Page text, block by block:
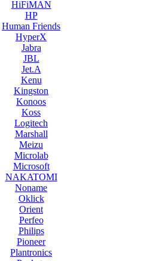
HiFiMAN
HP
Human Friends
HyperX
Jabra
JBL
Jet.A
Kenu
Kingston
Konoos
Koss
Logitech
Marshall
Meizu
Microlab
Microsoft
NAKATOMI
Noname
Oklick
Orient
Perfeo
Philips
Pioneer
Plantronics